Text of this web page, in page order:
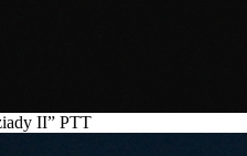
II” PTT